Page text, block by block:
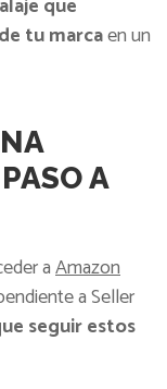
tu marcaen un
A
aAmazon
a Seller
seguir estos